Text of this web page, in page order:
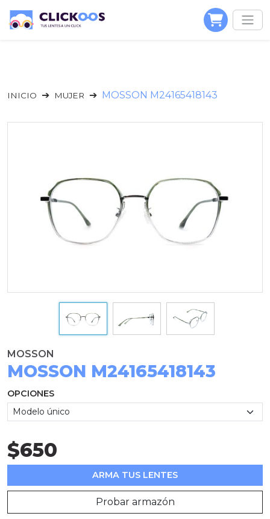
INICIO MUJER MOSSON M24165418143
MOSSON
MOSSON M24165418143
OPCIONES
$650
ARMA TUS LENTES
Probar armazón